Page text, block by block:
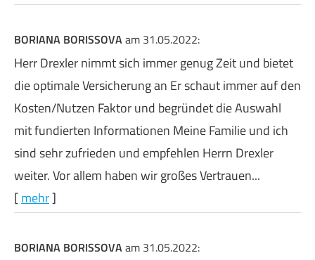
BORIANA BORISSOVAam 31.05.2022:
Herr Drexler nimmt sich immer genug Zeit und bietet
die optimale Versicherung an Er schaut immer auf den
Kosten/Nutzen Faktor und begründet die Auswahl
mit fundierten Informationen Meine Familie und ich
sind sehr zufrieden und empfehlen Herrn Drexler
weiter. Vor allem haben wir großes Vertrauen...
[mehr]
BORIANA BORISSOVAam 31.05.2022: